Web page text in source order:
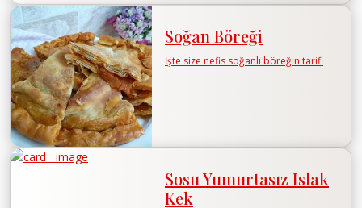
Soğan Böreği
İşte size nefis soğanlı böreğin tarifi
Sosu Yumurtasız Islak
Kek